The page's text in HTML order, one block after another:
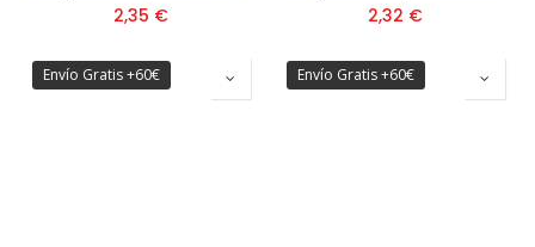
2,35 € 2,32 €
Envío Gratis +60€ Envío Gratis +60€